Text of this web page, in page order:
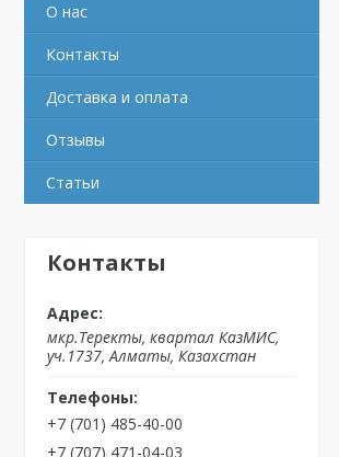
О нас
Контакты
Доставка и оплата
Отзывы
Статьи
Контакты
мкр.Теректы, квартал КазМИС,
уч.1737, Алматы, Казахстан
+7 (701) 485-40-00
+7 (707) 471-04-03